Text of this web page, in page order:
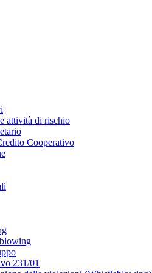
attività di rischio
Cooperativo
231/01